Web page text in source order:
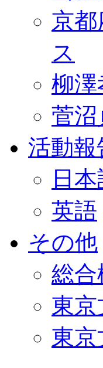
京
ス
柳
菅沼
活動報
日
英語
その他
総合
東
東京